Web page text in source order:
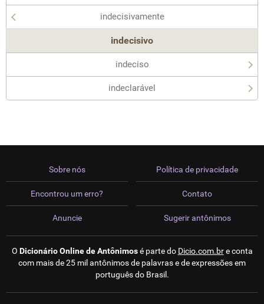
indecisivamente
indecisivo
indeciso
indeclarável
Sobre nós
Encontrou um erro?
Anuncie
Política de privacidade
Contato
Sugerir antônimos
O Dicionário Online de Antônimosé parte do Dicio.com.bre conta
com mais de 25 mil antônimos de palavras e de expressões em
português do Brasil.